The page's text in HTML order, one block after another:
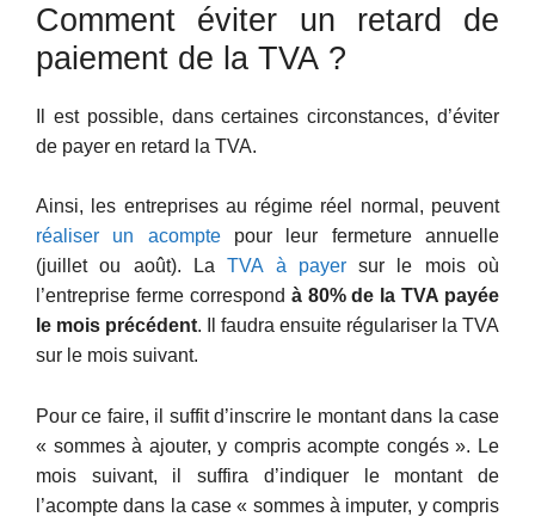
Comment éviter un retard de
paiement de la TVA ?
Il est possible, dans certaines circonstances, d’éviter
de payer en retard la TVA.
Ainsi, les entreprises au régime réel normal, peuvent
réaliser un acomptepour leur fermeture annuelle
(juillet ou août). LaTVA à payersur le mois où
l’entreprise ferme correspond à 80% de la TVA payée
le mois précédent. Il faudra ensuite régulariser la TVA
sur le mois suivant.
Pour ce faire, il suffit d’inscrire le montant dans la case
« sommes à ajouter, y compris acompte congés ». Le
mois suivant, il suffira d’indiquer le montant de
l’acompte dans la case « sommes à imputer, y compris